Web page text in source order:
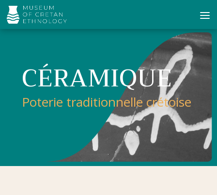
CÉRAMIQUE
Poterie traditionnelle crétoise